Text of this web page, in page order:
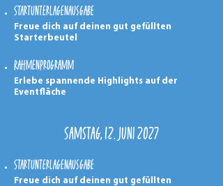
Startunterlagenausgabe
Freue dich auf deinen gut gefüllten
Starterbeutel
Rahmenprogramm
Erlebe spannende Highlights auf der
Eventfläche
Samstag, 12. Juni 2027
Startunterlagenausgabe
Freue dich auf deinen gut gefüllten